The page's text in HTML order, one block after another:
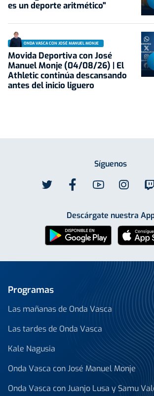
es un deporte aritmético"
ONDA VASCA CON JOSÉ MANUEL MONJE
Movida Deportiva con José
Manuel Monje (04/08/26) | El
Athletic continúa descansando
antes del inicio liguero
Síguenos
Descárgate nuestra
Programas
Las mañanas de Onda Vasca
Las tardes de Onda Vasca
Kale Nagusia
Onda Vasca con José Manuel Monje
Onda Vasca con Juanjo Lusa y Samu